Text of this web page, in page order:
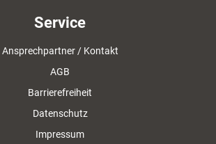
Service
Ansprechpartner / Kontakt
AGB
Barrierefreiheit
Datenschutz
Impressum